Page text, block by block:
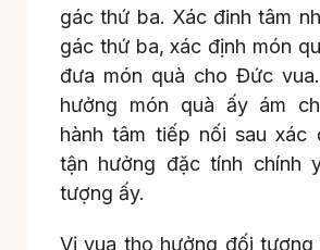
gác thứ ba. Xác đinh tâm
gác thứ ba, xác định món
đưa món quà cho Đức
hưởng món quà ấy ám
hành tâm tiếp nối sau xác
tận hưởng đặc tính chính
tượng ấy.
Vị vua thọ hưởng đối tượng